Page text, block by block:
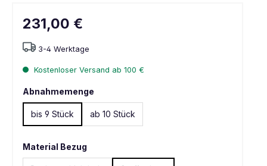
231,00 €
3-4 Werktage
Kostenloser Versand ab 100 €
Abnahmemenge
bis 9 Stück ab 10 Stück
Material Bezug